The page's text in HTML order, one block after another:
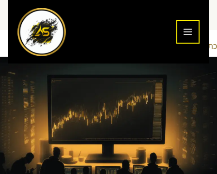
כתיבת תגובה Addiction To Success